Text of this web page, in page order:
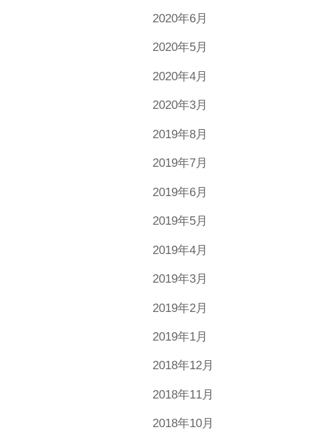
2020年6月
2020年5月
2020年4月
2020年3月
2019年8月
2019年7月
2019年6月
2019年5月
2019年4月
2019年3月
2019年2月
2019年1月
2018年12月
2018年11月
2018年10月